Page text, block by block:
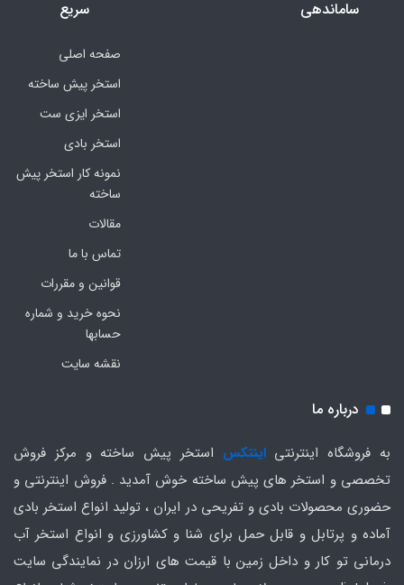
ساماندهی
سریع
صفحه اصلی
استخر پیش ساخته
استخر ایزی ست
استخر بادی
نمونه کار استخر پیش
ساخته
مقالات
تماس با ما
قوانین و مقررات
نحوه خرید و شماره
حسابها
نقشه سایت
درباره ما
به فروشگاه اینترنتیاینتکس استخر پیش ساخته و مرکز فروش
تخصصی و استخر های پیش ساخته خوش آمدید . فروش اینترنتی و
حضوری محصولات بادی و تفریحی در ایران ، تولید انواع استخر بادی
آماده و پرتابل و قابل حمل برای شنا و کشاورزی و انواع استخر آب
درمانی تو کار و داخل زمین با قیمت های ارزان در نمایندگی سایت